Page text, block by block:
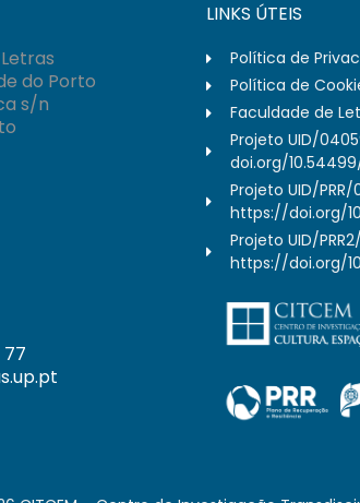
do Porto
s/n
LINKS ÚTEIS
Política de
Política de
Faculdade de
Projeto UID/
doi.org/
Projeto UID/
https://doi.org/
Projeto UID/
https://doi.org/
77